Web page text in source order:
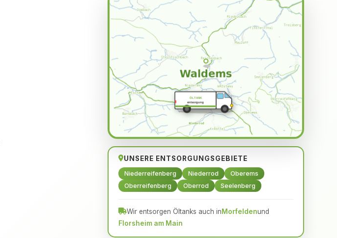
ÖLTANK
entsorgung
UNSERE ENTSORGUNGSGEBIETE
Niederreifenberg Niederrod
Oberems
Oberreifenberg
Oberrod Seelenberg
Wir entsorgen Öltanks auch inMorfeldenund
Florsheim am Main